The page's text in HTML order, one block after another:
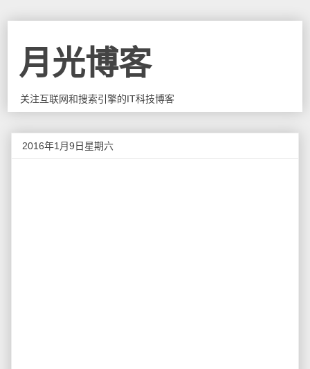
月光博客
关注互联网和搜索引擎的IT科技博客
2016年1月9日星期六